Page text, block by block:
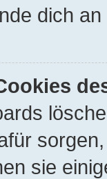
dich
sie